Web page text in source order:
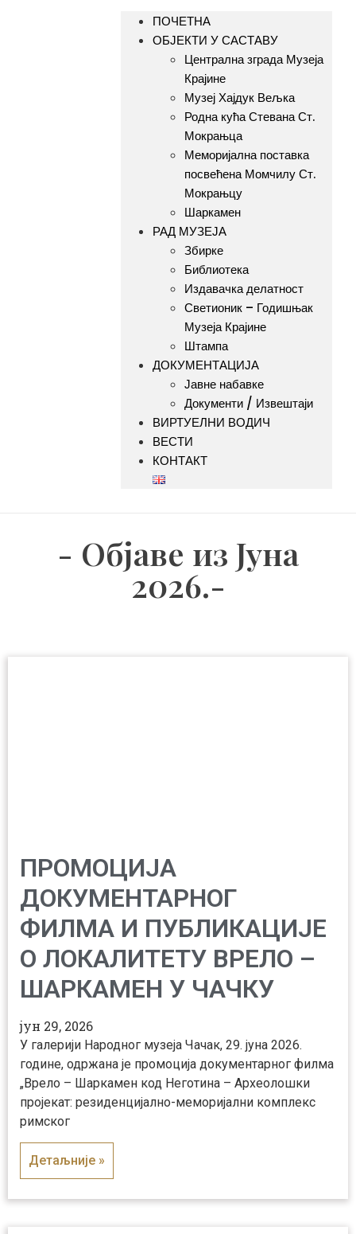
ПОЧЕТНА
ОБЈЕКТИ У САСТАВУ
Централна зграда Музеја
Крајине
Музеј Хајдук Вељка
Родна кућа Стевана Ст.
Мокрањца
Меморијална поставка
посвећена Момчилу Ст.
Мокрањцу
Шаркамен
РАД МУЗЕЈА
Збирке
Библиотека
Издавачка делатност
Светионик – Годишњак
Музеја Крајине
Штампа
ДОКУМЕНТАЦИЈА
Јавне набавке
Документи / Извештаји
ВИРТУЕЛНИ ВОДИЧ
ВЕСТИ
КОНТАКТ
- Објаве из Јуна
2026.-
ПРОМОЦИЈА
ДОКУМЕНТАРНОГ
ФИЛМА И ПУБЛИКАЦИЈЕ
О ЛОКАЛИТЕТУ ВРЕЛО –
ШАРКАМЕН У ЧАЧКУ
јун 29, 2026
У галерији Народног музеја Чачак, 29. јуна 2026.
године, одржана је промоција документарног филма
„Врело – Шаркамен код Неготина – Археолошки
пројекат: резиденцијално-меморијални комплекс
римског
Детаљније »